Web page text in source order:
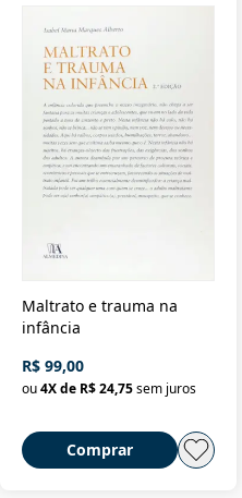
Maltrato e trauma na
infância
R$ 99,00
ou4X de R$ 24,75sem juros
Comprar